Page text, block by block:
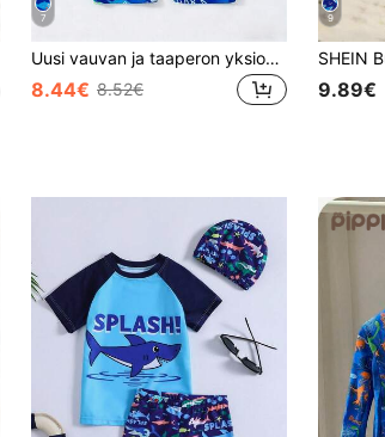
7
Uusi vauvan ja taaperon yksiosainen eläinkuvioinen uimapuku, nopeasti kuivuva uima-asu, suojaava uimapuku pojille, kesä
8.44€ 8.52€
9
9.89€